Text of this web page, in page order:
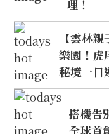
理！
【雲林
樂園！虎
秘境一日
搭機告
全球首